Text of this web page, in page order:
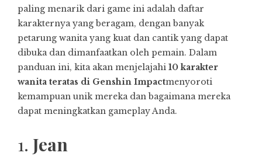
paling menarik dari game ini adalah daftar
karakternya yang beragam, dengan banyak
petarung wanita yang kuat dan cantik yang dapat
dibuka dan dimanfaatkan oleh pemain. Dalam
panduan ini, kita akan menjelajahi 10 karakter
wanita teratas di Genshin Impactmenyoroti
kemampuan unik mereka dan bagaimana mereka
dapat meningkatkan gameplay Anda.
1. Jean